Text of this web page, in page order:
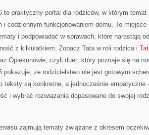
to praktyczny portal dla rodziców, w którym
i codziennym funkcjonowaniem domu. To
i podpowiadać w sprawach, które narastają
z kilkulatkiem. Zobacz Tata w roli rodzica i
Opiekunowie, czyli duet, który poznaje się na
pokazuje, że rodzicielstwo nie jest gotowym
teksty są konkretne, a jednocześnie empatyczne
i wybrać rozwiązania dopasowane do swojej
zajmują tematy związane z okresem